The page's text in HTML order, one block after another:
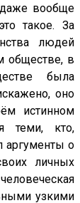
даже вообще
такое. За
людей
обществе, в
была
оно
истинном
теми, кто,
аргументы о
личных
узкими